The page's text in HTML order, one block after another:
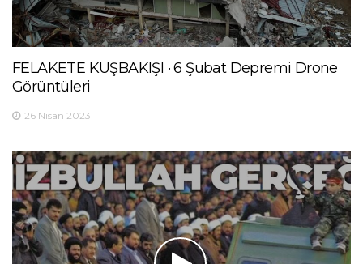
FELAKETE KUŞBAKIŞI · 6 Şubat Depremi Drone
Görüntüleri
26 Nisan 2023